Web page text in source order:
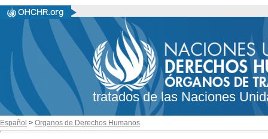
tratados de las Naciones
Español > Organos de Derechos Humanos